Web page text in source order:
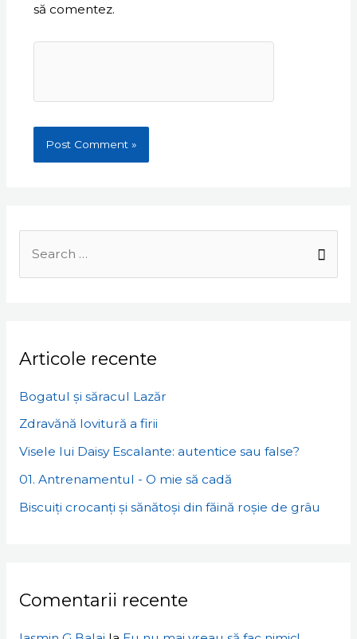
să comentez.
Search
for:
Articole recente
Bogatul și săracul Lazăr
Zdravănă lovitură a firii
Visele lui Daisy Escalante: autentice sau false?
01. Antrenamentul - O mie să cadă
Biscuiți crocanți și sănătoși din făină roșie de grâu
Comentarii recente